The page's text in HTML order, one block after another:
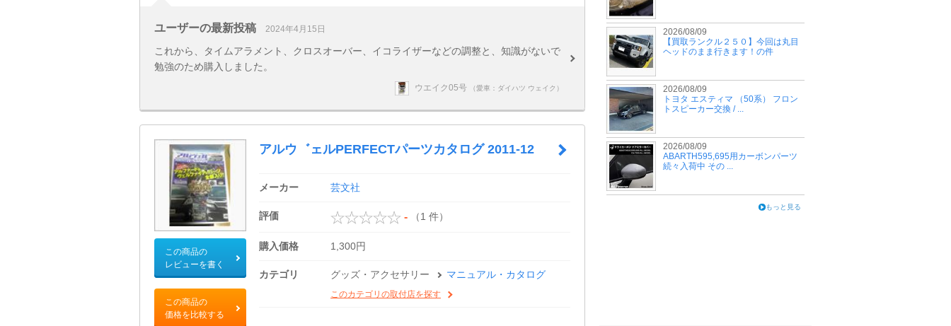
ユーザーの最新投稿 2024年4月15日
これから、タイムアラメント、クロスオーバー、イコライザーなどの調整と、知識がないで
勉強のため購入しました。
ウエイク05号 （愛車：ダイハツ ウェイク）
この商品の
レビューを書く
この商品の
価格を比較する
アルウ゛ェルPERFECTパーツカタログ 2011-12
メーカー 芸文社
評価 - （1 件）
購入価格 1,300円
カテゴリ グッズ・アクセサリー マニュアル・カタログ
このカテゴリの取付店を探す
2026/08/09
【買取ランクル２５０】今回は丸目
ヘッドのまま行きます！の件
2026/08/09
トヨタ エスティマ （50系） フロン
トスピーカー交換 / ...
2026/08/09
ABARTH595,695用カーボンパーツ
続々入荷中 その ...
もっと見る